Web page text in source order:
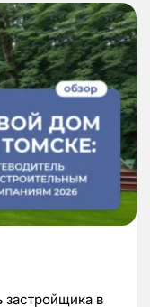
застройщика в